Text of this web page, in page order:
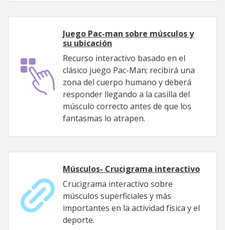
Juego Pac-man sobre músculos y
su ubicación
Recurso interactivo basado en el
clásico juego Pac-Man; recibirá una
zona del cuerpo humano y deberá
responder llegando a la casilla del
músculo correcto antes de que los
fantasmas lo atrapen.
Músculos- Crucigrama interactivo
Crucigrama interactivo sobre
músculos superficiales y más
importantes en la actividad física y el
deporte.